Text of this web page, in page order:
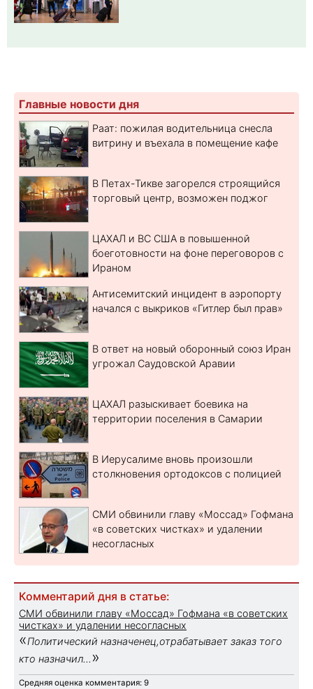
Главные новости дня
Раат: пожилая водительница снесла
витрину и въехала в помещение кафе
В Петах-Тикве загорелся строящийся
торговый центр, возможен поджог
ЦАХАЛ и ВС США в повышенной
боеготовности на фоне переговоров с
Ираном
Антисемитский инцидент в аэропорту
начался с выкриков «Гитлер был прав»
В ответ на новый оборонный союз Иран
угрожал Саудовской Аравии
ЦАХАЛ разыскивает боевика на
территории поселения в Самарии
В Иерусалиме вновь произошли
столкновения ортодоксов с полицией
СМИ обвинили главу «Моссад» Гофмана
«в советских чистках» и удалении
несогласных
Комментарий дня в статье:
СМИ обвинили главу «Моссад» Гофмана «в советских
чистках» и удалении несогласных
«Политический назначенец,отрабатывает заказ того
кто назначил... »
Средняя оценка комментария: 9